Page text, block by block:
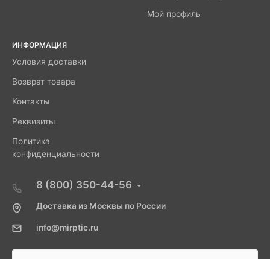
Мой профиль
ИНФОРМАЦИЯ
Условия доставки
Возврат товара
Контакты
Реквизиты
Политика
конфиденциальности
8 (800) 350-44-56
Доставка из Москвы по России
info@mirptic.ru